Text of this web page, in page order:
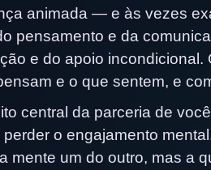
animada — e às vezes
pensamento e da
e do apoio
e o que sentem, e
central da parceria de
o engajamento
mente um do outro, mas a